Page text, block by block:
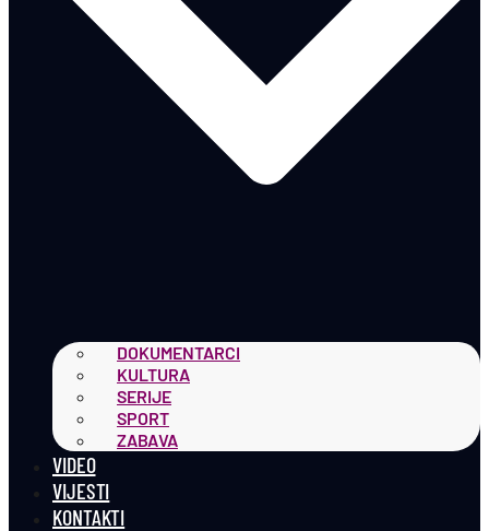
DOKUMENTARCI
KULTURA
SERIJE
SPORT
ZABAVA
VIDEO
VIJESTI
KONTAKTI